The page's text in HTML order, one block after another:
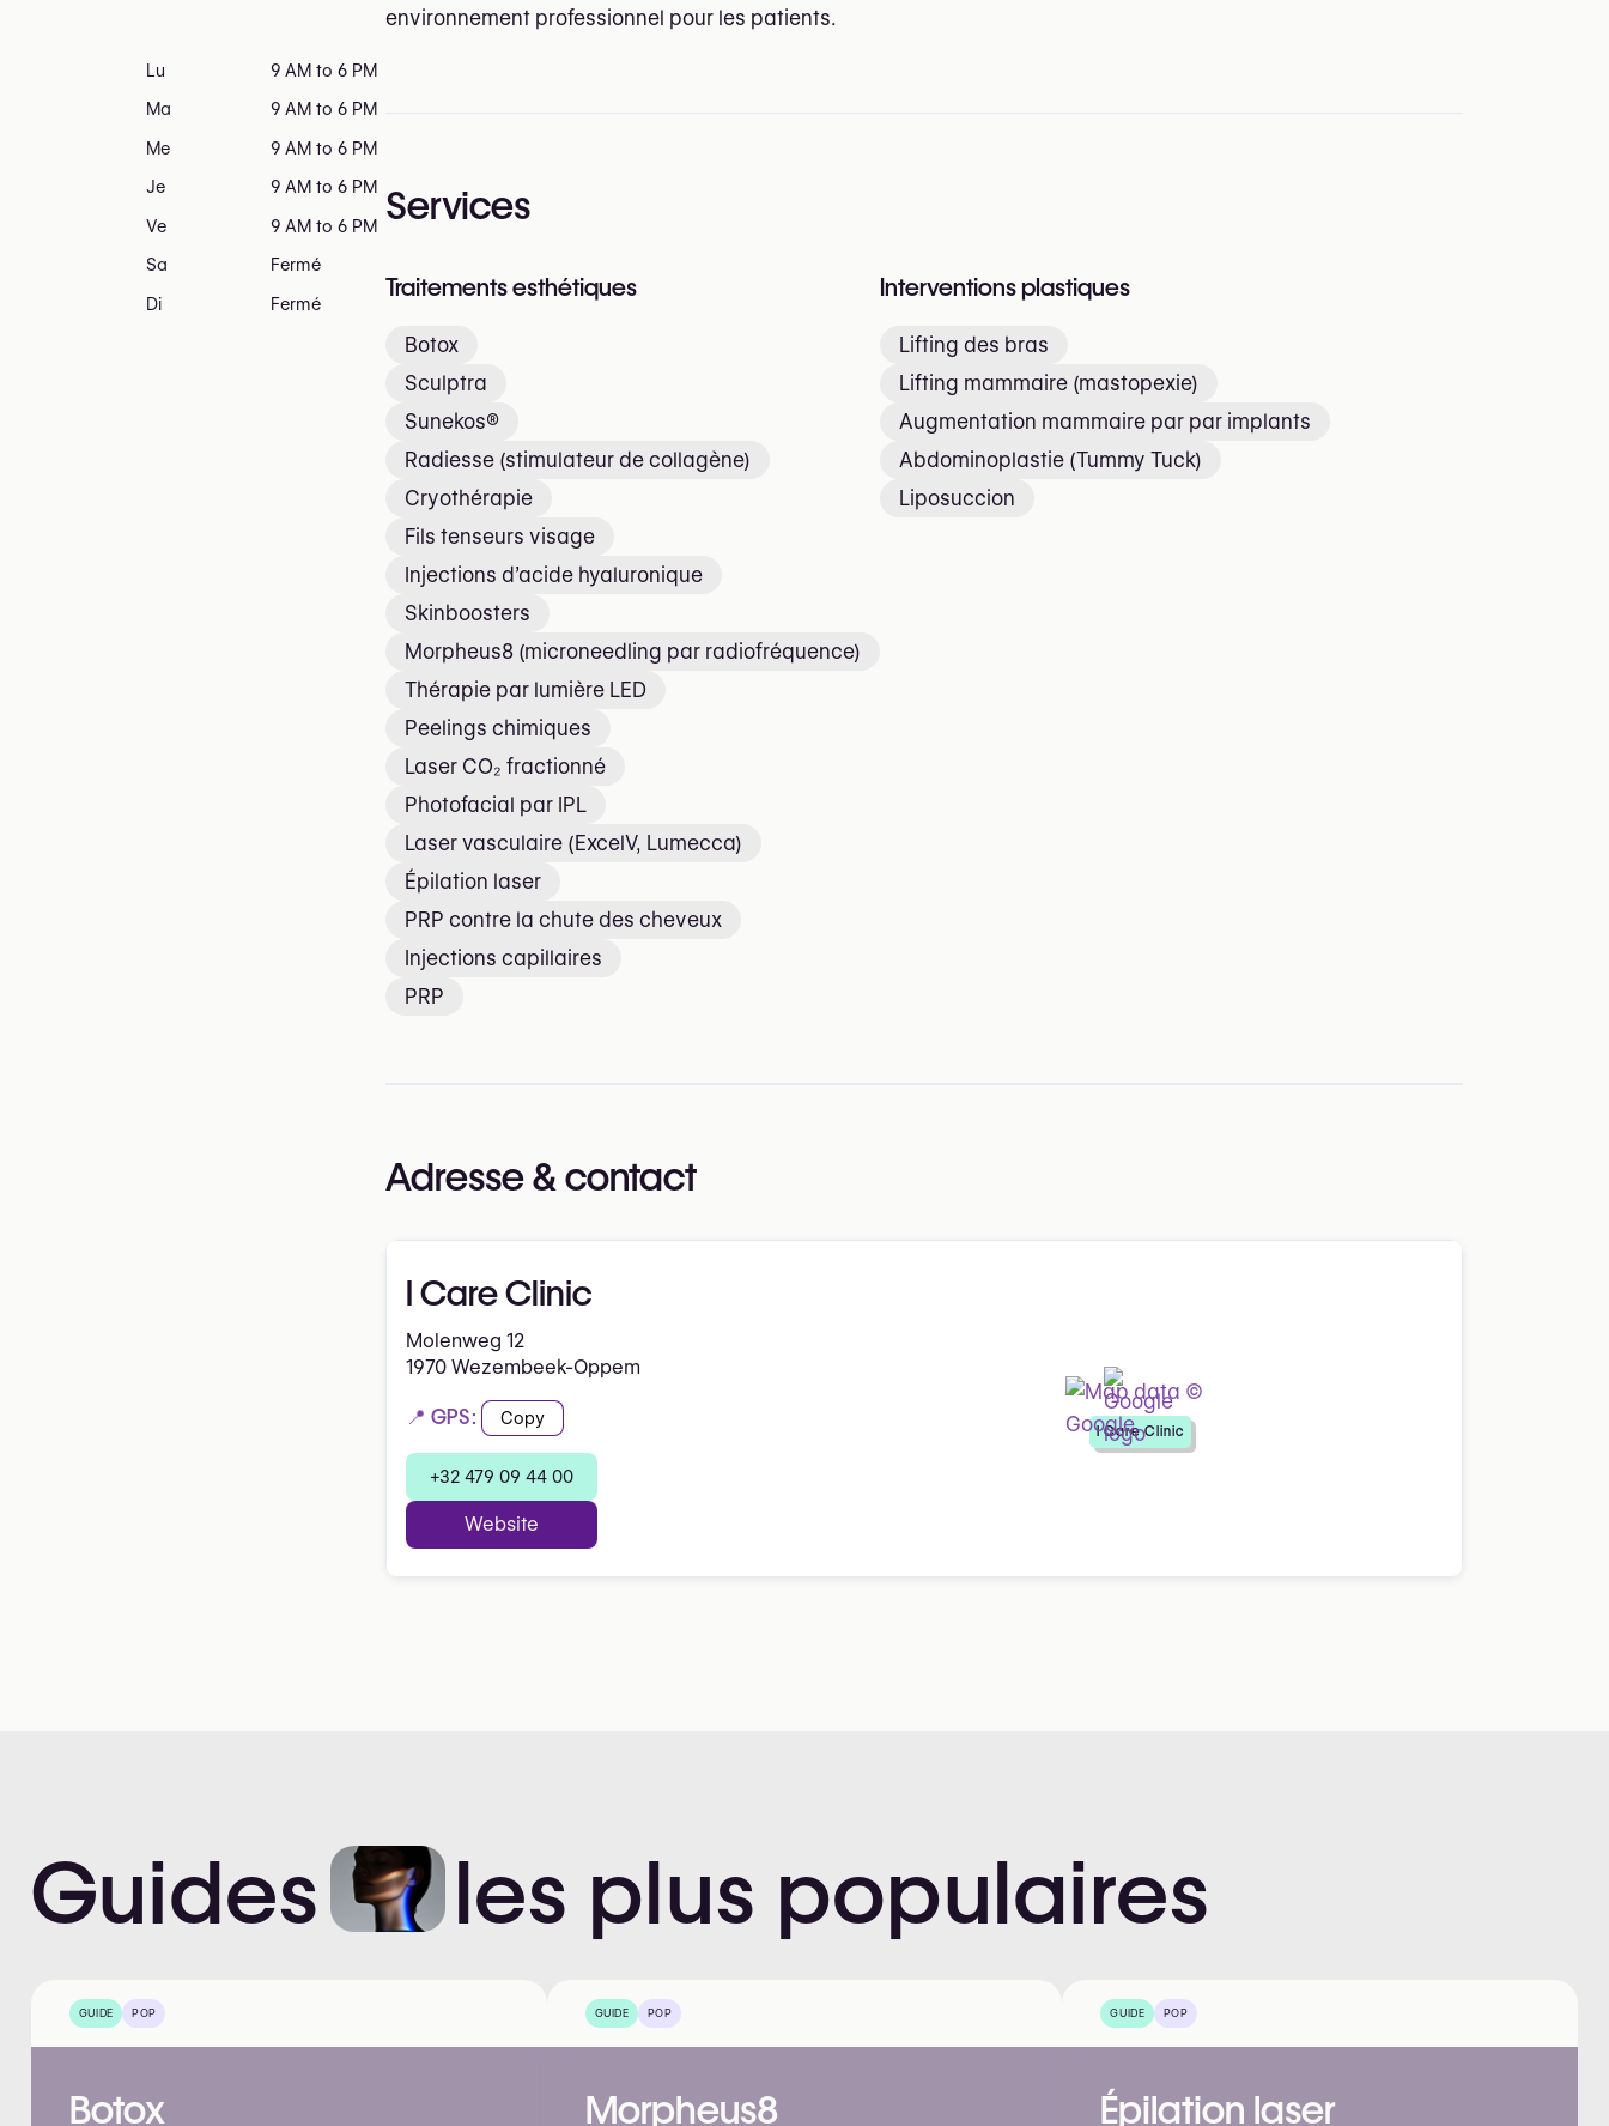
environnement professionnel pour les patients.
Services
Traitements esthétiques
Botox
Sculptra
Sunekos®
Radiesse (stimulateur de collagène)
Cryothérapie
Fils tenseurs visage
Injections d’acide hyaluronique
Skinboosters
Morpheus8 (microneedling par radiofréquence)
Thérapie par lumière LED
Peelings chimiques
Laser CO₂ fractionné
Photofacial par IPL
Laser vasculaire (ExcelV, Lumecca)
Épilation laser
PRP contre la chute des cheveux
Injections capillaires
PRP
Interventions plastiques
Lifting des bras
Lifting mammaire (mastopexie)
Augmentation mammaire par par implants
Abdominoplastie (Tummy Tuck)
Liposuccion
Adresse & contact
I Care Clinic
Molenweg 12
1970 Wezembeek-Oppem
📍 GPS: Copy
+32 479 09 44 00
Website
I Care Clinic
Lu 9 AM to 6 PM
Ma 9 AM to 6 PM
Me 9 AM to 6 PM
Je 9 AM to 6 PM
Ve 9 AM to 6 PM
Sa Fermé
Di Fermé
Guides les plus populaires
GUIDE POP
Botox
GUIDE POP
Morpheus8
GUIDE POP
Épilation laser